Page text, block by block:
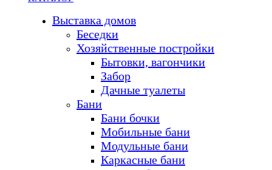
Выставка домов
Беседки
Хозяйственные постройки
Бытовки, вагончики
Забор
Дачные туалеты
Бани
Бани бочки
Мобильные бани
Модульные бани
Каркасные бани